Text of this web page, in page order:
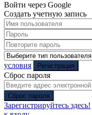
Войти через Google
Создать учетную запись
условия
Регистрация
Сброс пароля
Сброс пароля
Зарегистрируйтесь здесь!